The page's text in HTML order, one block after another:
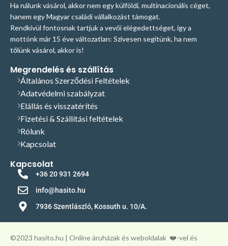
hívhat is minket. Bizonytalan a
megfelelő termék
kiválasztásában? Hívjon, vagy írjon
nekünk E-mailt, szívesen adunk
segítséget, szakmai tanácsot! Tel:
+36209312694
info@hasito.hu
fusson az ékszíjtárcsán- végül
pedig a tengely átmérőjét,
amire az ékszíjtárcsát
szeretnéd felszerelni.
elérhetőségeinken és segítünk!
Ha nálunk vásárol, akkor nem egy külföldi, multinacionális céget,
hanem egy Magyar családi vállalkozást támogat.
Rendkívül fontosnak tartjuk a vevői elégedettséget, így a
mottónk már 15 éve változatlan: Szívesen segítünk, ha nem
tőlünk vásárol, akkor is!
Megrendelés és szállítás
Általános Szerződési Feltételek
Adatvédelmi szabályzat
Elállás és visszatérítés
Fizetési & Szállítási feltételek
Rólunk
Kapcsolat
Kapcsolat
+36 20 931 2694
info@hasito.hu
7936 Szentlászló, Kossuth u. 10/A.
©️2023 hasito.hu | Online áruházak és weboldalak ❤️-vel és